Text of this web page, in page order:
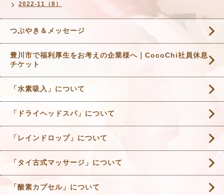
2022-11（8）
つぶやき＆メッセージ
豊川市で福利厚生をお考えの企業様へ｜CocoChi社員休息
チケット
「水素吸入」について
「ドライヘッドスパ」について
「レインドロップ」について
「タイ古式マッサージ」について
「酸素カプセル」について